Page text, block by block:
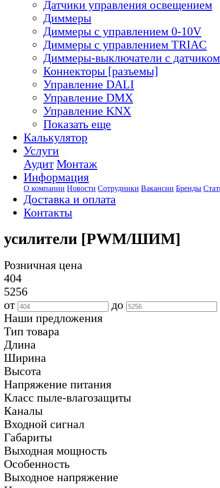
Датчики управления освещением
Диммеры
Диммеры с управлением 0-10V
Диммеры с управлением TRIAC
Диммеры-выключатели с датчиком
Коннекторы [разъемы]
Управление DALI
Управление DMX
Управление KNX
Показать еще
Калькулятор
Услуги
Аудит Монтаж
Информация
О компании Новости Сотрудники Вакансии Бренды
Доставка и оплата
Контакты
усилители [PWM/ШИМ]
Розничная цена
404
5256
от
до
Наши предложения
Тип товара
Длина
Ширина
Высота
Напряжение питания
Класс пыле-влагозащиты
Каналы
Входной сигнал
Габариты
Выходная мощность
Особенность
Выходное напряжение